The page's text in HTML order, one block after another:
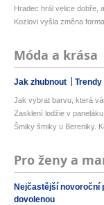
Hradec hrál velice dobře,
Kozlovi vyšla změna
Móda a krása
Jak zhubnout
Jak vybrat barvu, která
Zasklení lodžie v
Šmiky šmiky u Bereniky.
Pro ženy a
Nejčastější novoroční
dovolenou